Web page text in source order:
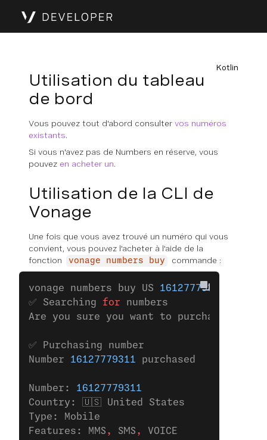
Kotlin
Utilisation du tableau
de bord
Vous pouvez tout d'abord consulter vos numéros
existants.
Si vous n'avez pas de Numbers en réserve, vous
pouvez en acheter un.
Utilisation de la CLI de
Vonage
Une fois que vous avez trouvé un numéro qui vous
convient, vous pouvez l'acheter à l'aide de la
fonction
vonage numbers buy commande :
vonage numbers buy US 16127779311
✅ Searching for numbers
Are you sure you want to purchase the
✅ Purchasing number
Number 16127779311 purchased
Number: 16127779311
Country: 🇺🇸 United States
Type: Mobile
Features: MMS , SMS ,
VOICE